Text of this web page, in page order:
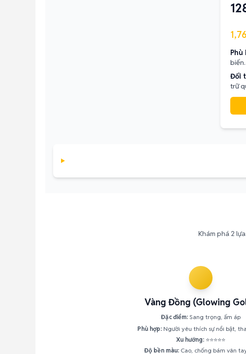
Phù
biến.
Đối
trữ
Khám phá 2
Vàng Đồng (Glowing
Đặc điểm: Sang trọng, ấm áp
Phù hợp:Người yêu thích sự nổi bật,
Xu hướng: ⭐⭐⭐⭐⭐
Độ bền màu: Cao, chống bám vân